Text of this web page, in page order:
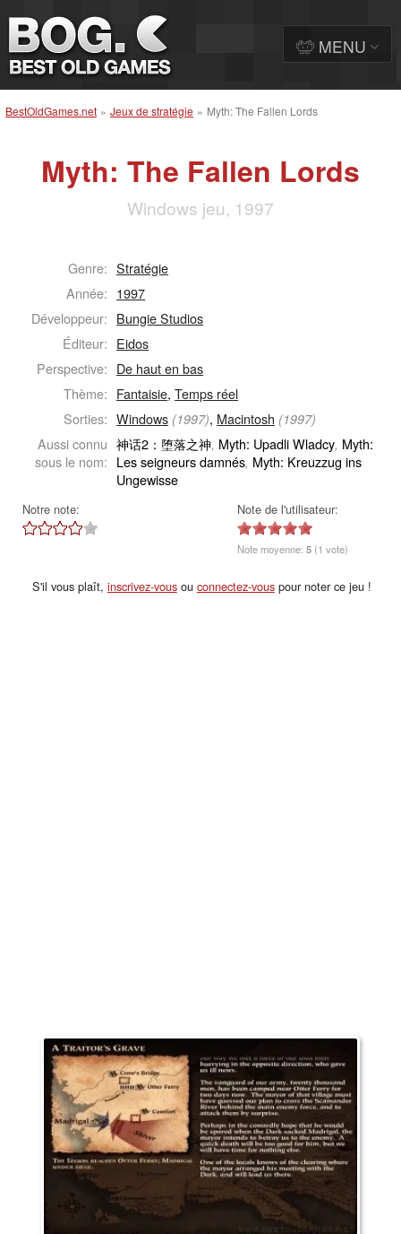
BestOldGames.net » Jeux de stratégie » Myth: The Fallen Lords
Myth: The Fallen Lords
Windows jeu, 1997
Genre: Stratégie
Année: 1997
Développeur: Bungie Studios
Éditeur: Eidos
Perspective: De haut en bas
Thème: Fantaisie,Temps réel
Sorties: Windows (1997), Macintosh (1997)
Aussi connu
sous le nom:
神话2：堕落之神, Myth: Upadli Wladcy, Myth:
Les seigneurs damnés, Myth: Kreuzzug ins
Ungewisse
Notre note: Note de l'utilisateur:
Note moyenne:5 (1 vote)
S'il vous plaît, inscrivez-vousou connectez-vouspour noter ce jeu !
MENU